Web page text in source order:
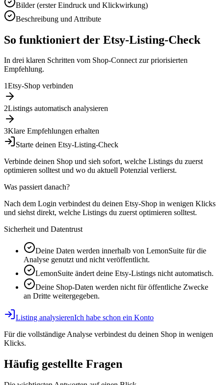
Bilder (erster Eindruck und Klickwirkung)
Beschreibung und Attribute
So funktioniert der Etsy-Listing-Check
In drei klaren Schritten vom Shop-Connect zur priorisierten
Empfehlung.
1Etsy-Shop verbinden
2Listings automatisch analysieren
3Klare Empfehlungen erhalten
Starte deinen Etsy-Listing-Check
Verbinde deinen Shop und sieh sofort, welche Listings du zuerst
optimieren solltest und wo du aktuell Potenzial verlierst.
Was passiert danach?
Nach dem Login verbindest du deinen Etsy-Shop in wenigen Klicks
und siehst direkt, welche Listings du zuerst optimieren solltest.
Sicherheit und Datentrust
Deine Daten werden innerhalb von LemonSuite für die
Analyse genutzt und nicht veröffentlicht.
LemonSuite ändert deine Etsy-Listings nicht automatisch.
Deine Shop-Daten werden nicht für öffentliche Zwecke
an Dritte weitergegeben.
Listing analysierenIch habe schon ein Konto
Für die vollständige Analyse verbindest du deinen Shop in wenigen
Klicks.
Häufig gestellte Fragen